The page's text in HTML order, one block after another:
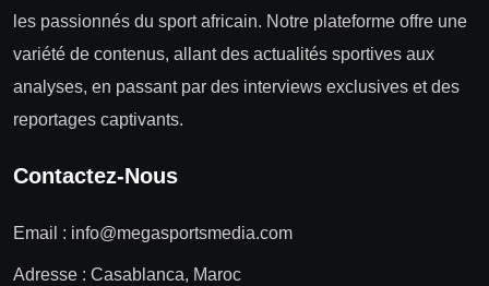
les passionnés du sport africain. Notre plateforme offre une
variété de contenus, allant des actualités sportives aux
analyses, en passant par des interviews exclusives et des
reportages captivants.
Contactez-Nous
Email : info@megasportsmedia.com
Adresse : Casablanca, Maroc